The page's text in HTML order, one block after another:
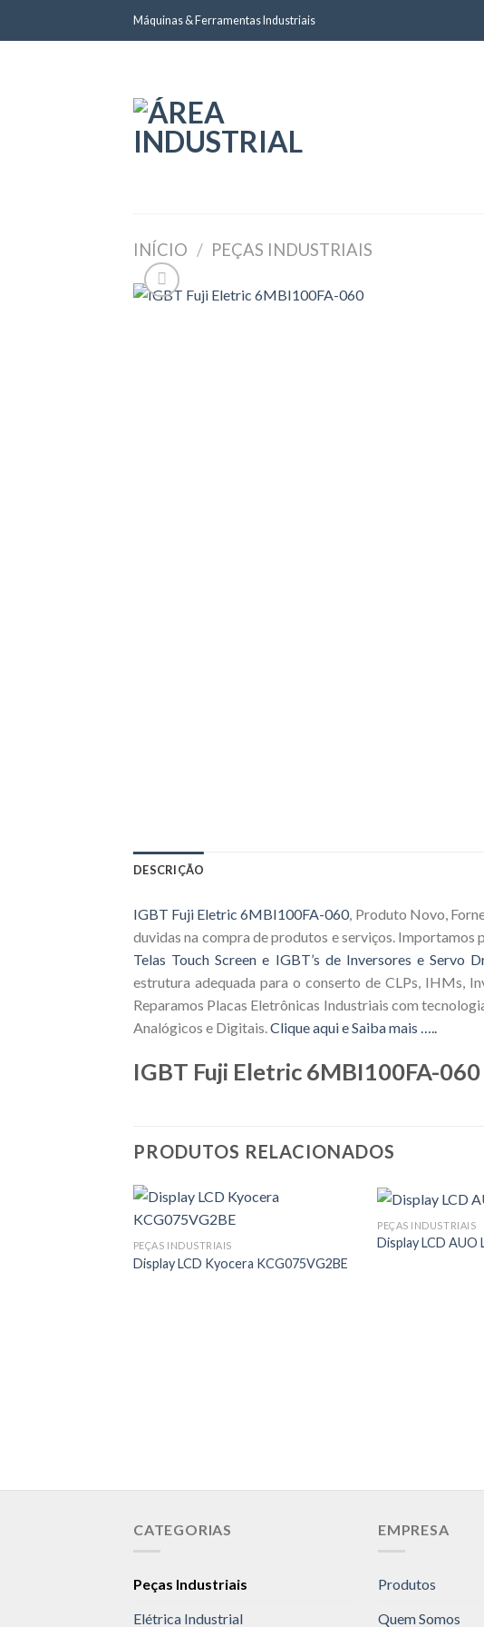
Máquinas & Ferramentas Industriais
INÍCIO / PEÇAS INDUSTRIAIS
DESCRIÇÃO
IGBT Fuji Eletric 6MBI100FA-060, Produto Novo,
duvidas na compra de produtos e serviços. Importamos
Telas Touch Screen e IGBT’s de Inversores e Servo
estrutura adequada para o conserto de CLPs, IHMs,
Reparamos Placas Eletrônicas Industriais com
Analógicos e Digitais. Clique aqui e Saiba mais …..
IGBT Fuji Eletric 6MBI100FA-060
PRODUTOS RELACIONADOS
PEÇAS INDUSTRIAIS
Display LCD Kyocera KCG075VG2BE
PEÇAS INDUSTRIAIS
Display LCD AUO
CATEGORIAS
Peças Industriais
Elétrica Industrial
EMPRESA
Produtos
Quem Somos